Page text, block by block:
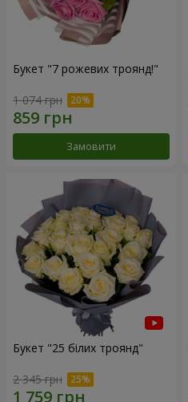
Букет "7 рожевих троянд!"
1 074 грн
Замовити
Букет "25 білих троянд"
2 345 грн